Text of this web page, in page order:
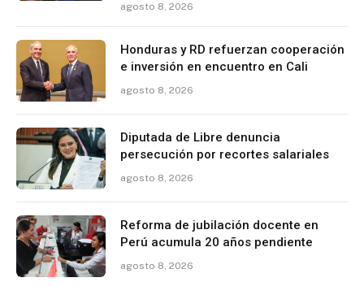
agosto 8, 2026
Honduras y RD refuerzan cooperación
e inversión en encuentro en Cali
agosto 8, 2026
Diputada de Libre denuncia
persecución por recortes salariales
agosto 8, 2026
Reforma de jubilación docente en
Perú acumula 20 años pendiente
agosto 8, 2026